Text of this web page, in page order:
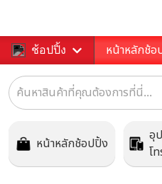
ช้อปปิ้ง หน้าหลักช้อ
หน้าหลักช้อปปิ้ง
อุ
โ